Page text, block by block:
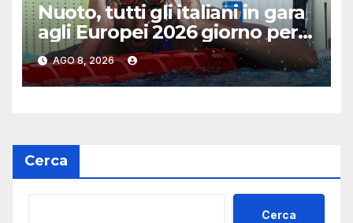
Nuoto, tutti gli italiani in gara
agli Europei 2026 giorno per
giorno
AGO 8, 2026
Cerca
Cerca